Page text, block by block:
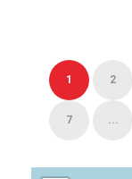
1 2
7 ...